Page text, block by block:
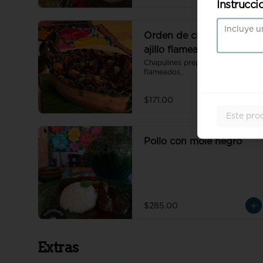
Orden de chapulines al
ajillo flameados (60 gr)
Chapulines preparados al ajillo,
flameados..
$171.00
Pollo con mole negro
$285.00
Extras
Este